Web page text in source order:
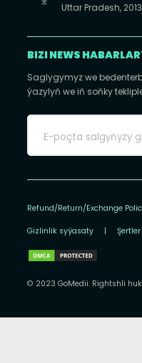
Uttar Pradesh,
BIZI NEWS
Saglygymyz we
ýazylyň we iň soňky
Refund/Return/Exchange
Gizlinlik syýasaty |
© 2023 GoMedii. Rightshli